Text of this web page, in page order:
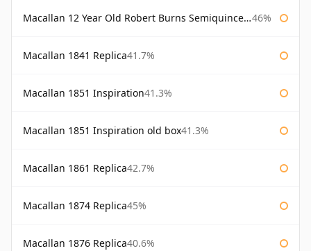
Macallan 12 Year Old Robert Burns Semiquincentenary 46%
Macallan 1841 Replica41.7%
Macallan 1851 Inspiration41.3%
Macallan 1851 Inspiration old box41.3%
Macallan 1861 Replica42.7%
Macallan 1874 Replica45%
Macallan 1876 Replica40.6%